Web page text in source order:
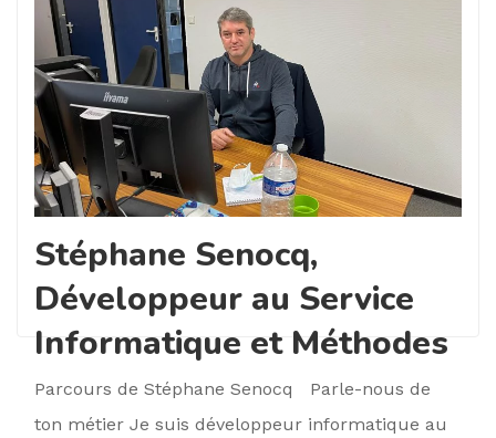
Stéphane Senocq,
Développeur au Service
Informatique et Méthodes
Parcours de Stéphane Senocq Parle-nous de
ton métier Je suis développeur informatique au